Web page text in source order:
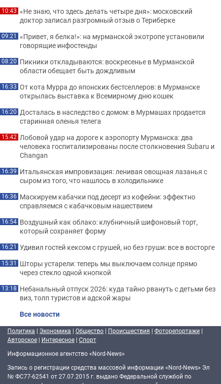
10:43 «Не знаю, что здесь делать четыре дня»: московский
доктор записал разгромный отзыв о Териберке
09:21 «Привет, я белка!»: на мурманской экотропе установили
говорящие инфостенды
08:20 Пикники откладываются: воскресенье в Мурманской
области обещает быть дождливым
16:33 От кота Мурра до японских бестселлеров: в Мурманске
открылась выставка к Всемирному дню кошек
16:20 Досталась в наследство с домом: в Мурмашах продается
старинная оленья телега
15:42 Лобовой удар на дороге к аэропорту Мурманска: два
человека госпитализированы после столкновения Subaru и
Changan
16:39 Итальянская импровизация: ленивая овощная лазанья с
сыром из того, что нашлось в холодильнике
16:36 Маскируем кабачки под десерт из кофейни: эффектно
справляемся с кабачковым нашествием
16:54 Воздушный как облако: клубничный шифоновый торт,
который сохраняет форму
16:21 Удивил гостей кексом с грушей, но без груши: все в восторге
15:31 Шторы устарели: теперь мы выключаем солнце прямо
через стекло одной кнопкой
13:18 Небанальный отпуск 2026: куда тайно рвануть с детьми без
виз, толп туристов и адской жары
Все новости
Политика | Экономика | Общество | Происшествия | Фоторепортажи |
Авторское | Интересное | Спорт
Информационное агентство «Nord-News»
Запись о регистрации средства массовой информации «Nord-News» Эл
№ ФС77-62541 от 27.07.2015 г. выдано Федеральной службой по